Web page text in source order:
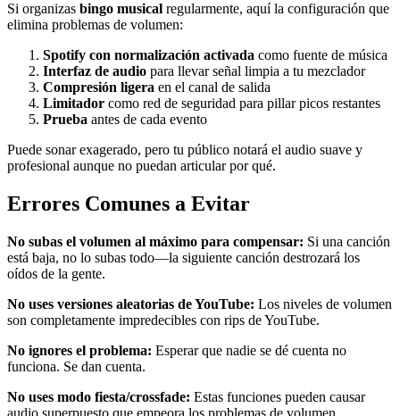
Si organizas bingo musical regularmente, aquí la configuración que
elimina problemas de volumen:
Spotify con normalización activada como fuente de música
Interfaz de audio para llevar señal limpia a tu mezclador
Compresión ligera en el canal de salida
Limitador como red de seguridad para pillar picos restantes
Prueba antes de cada evento
Puede sonar exagerado, pero tu público notará el audio suave y
profesional aunque no puedan articular por qué.
Errores Comunes a Evitar
No subas el volumen al máximo para compensar: Si una canción
está baja, no lo subas todo—la siguiente canción destrozará los
oídos de la gente.
No uses versiones aleatorias de YouTube: Los niveles de volumen
son completamente impredecibles con rips de YouTube.
No ignores el problema: Esperar que nadie se dé cuenta no
funciona. Se dan cuenta.
No uses modo fiesta/crossfade: Estas funciones pueden causar
audio superpuesto que empeora los problemas de volumen.